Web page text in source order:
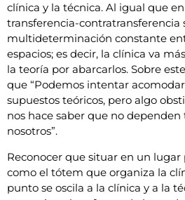
clínica y la técnica. Al igual que
transferencia-contratransferencia
multideterminación constante
espacios; es decir, la clínica va
la teoría por abarcarlos. Sobre
que “Podemos intentar
supuestos teóricos, pero algo
nos hace saber que no
nosotros”.
Reconocer que situar en un
como el tótem que organiza la
punto se oscila a la clínica y a la